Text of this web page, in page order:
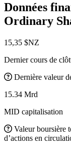
Données
Ordinary
15,35 $NZ
Dernier cours de
Dernière valeur
15.34 Mrd
MID capitalisation
Valeur boursière
d’actions en